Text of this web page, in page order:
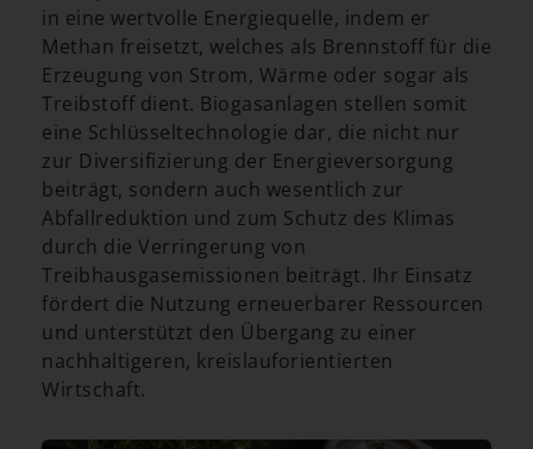
in eine wertvolle Energiequelle, indem er
Methan freisetzt, welches als Brennstoff für die
Erzeugung von Strom, Wärme oder sogar als
Treibstoff dient. Biogasanlagen stellen somit
eine Schlüsseltechnologie dar, die nicht nur
zur Diversifizierung der Energieversorgung
beiträgt, sondern auch wesentlich zur
Abfallreduktion und zum Schutz des Klimas
durch die Verringerung von
Treibhausgasemissionen beiträgt. Ihr Einsatz
fördert die Nutzung erneuerbarer Ressourcen
und unterstützt den Übergang zu einer
nachhaltigeren, kreislauforientierten
Wirtschaft.